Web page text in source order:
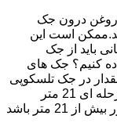
روغن درون جک
است این
باید از جک
کنیم؟ جک های
مقدار در جک تلسکوپی
تک مرحله ای 7 متر،دو مرحله ای 14 و سه مرحله ای 21 متر
است.در صورتی که ارتفاع محل نصب آسانسور بیش از 21 متر باشد